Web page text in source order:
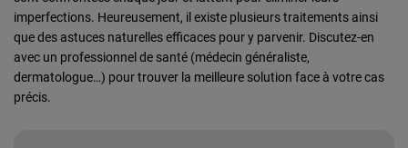
imperfections. Heureusement, il existe plusieurs traitements ainsi
que des astuces naturelles efficaces pour y parvenir. Discutez-en
avec un professionnel de santé (médecin généraliste,
dermatologue…) pour trouver la meilleure solution face à votre cas
précis.